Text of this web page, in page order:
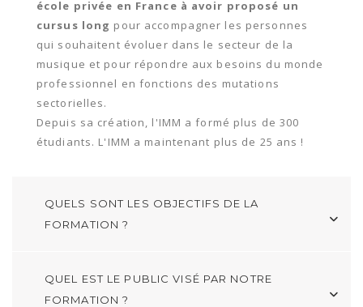
école privée en France à avoir proposé un
cursus long pour accompagner les personnes
qui souhaitent évoluer dans le secteur de la
musique et pour répondre aux besoins du monde
professionnel en fonctions des mutations
sectorielles.
Depuis sa création, l'IMM a formé plus de 300
étudiants. L'IMM a maintenant plus de 25 ans !
QUELS SONT LES OBJECTIFS DE LA
FORMATION ?
QUEL EST LE PUBLIC VISÉ PAR NOTRE
FORMATION ?